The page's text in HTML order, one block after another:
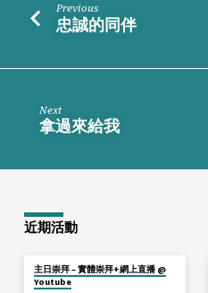
Previous
忠誠的同伴
Next
拿過來給我
近期活動
主日崇拜 – 實體崇拜+網上直播 @
Youtube